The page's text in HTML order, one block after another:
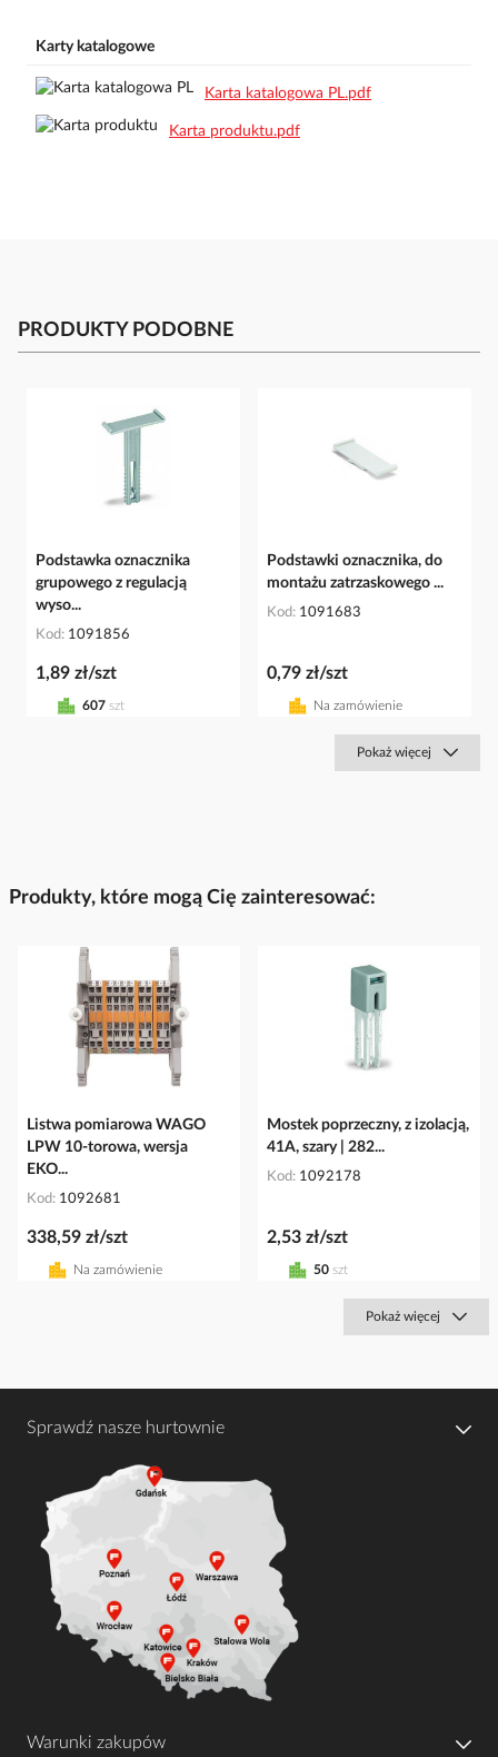
Karty katalogowe
Karta katalogowa PL.pdf
Karta produktu.pdf
PRODUKTY PODOBNE
Podstawka oznacznika
grupowego z regulacją
wyso...
Kod 1091856
1,89 zł/szt
607 szt
Podstawki oznacznika, do
montażu zatrzaskowego ...
Kod 1091683
0,79 zł/szt
Na zamówienie
Pokaż więcej
Produkty, które mogą Cię zainteresować:
Listwa pomiarowa WAGO
LPW 10-torowa, wersja
EKO...
Kod 1092681
338,59 zł/szt
Na zamówienie
Mostek poprzeczny, z izolacją,
41A, szary | 282...
Kod 1092178
2,53 zł/szt
50 szt
Pokaż więcej
Sprawdź nasze hurtownie
Warunki zakupów